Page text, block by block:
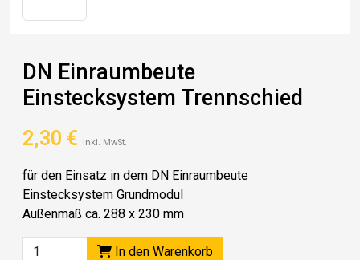
DN Einraumbeute
Einstecksystem Trennschied
2,30 € inkl. MwSt.
für den Einsatz in dem DN Einraumbeute
Einstecksystem Grundmodul
Außenmaß ca. 288 x 230 mm
In den Warenkorb